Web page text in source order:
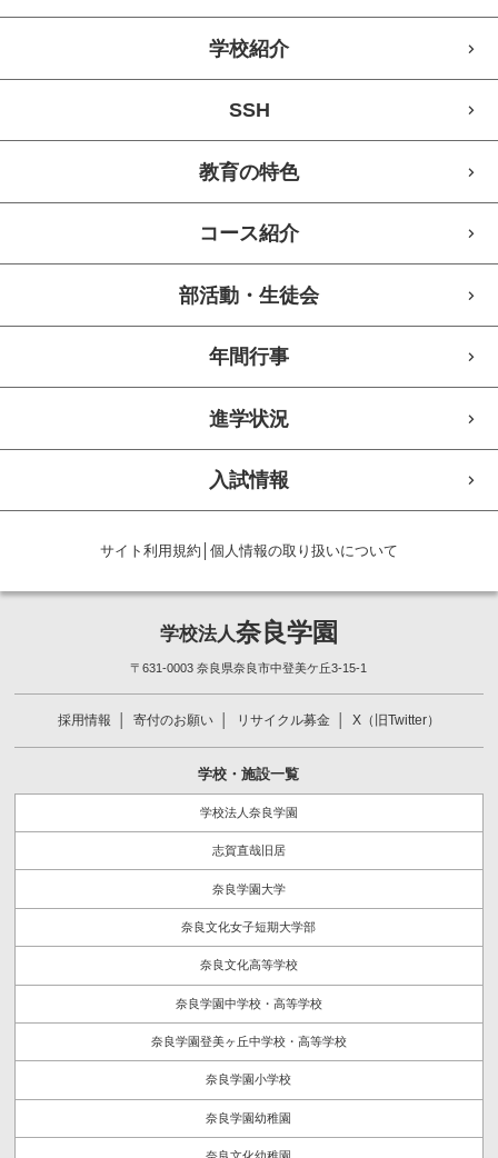
学校紹介
SSH
教育の特色
コース紹介
部活動・生徒会
年間行事
進学状況
入試情報
サイト利用規約 個人情報の取り扱いについて
学校法人奈良学園
〒631-0003 奈良県奈良市中登美ケ丘3-15-1
採用情報 寄付のお願い リサイクル募金 X（旧Twitter）
学校・施設一覧
学校法人奈良学園
志賀直哉旧居
奈良学園大学
奈良文化女子短期大学部
奈良文化高等学校
奈良学園中学校・高等学校
奈良学園登美ヶ丘中学校・高等学校
奈良学園小学校
奈良学園幼稚園